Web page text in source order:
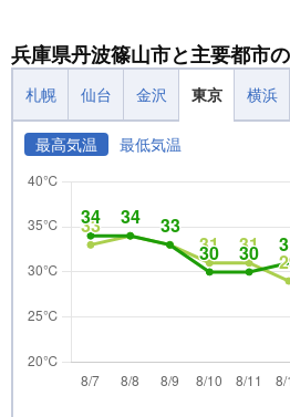
兵庫県丹波篠山市と主要都市
札幌 仙台 金沢 東京 横浜
最高気温 最低気温